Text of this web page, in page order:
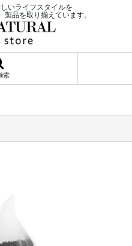
いライフスタイルを
品を取り揃えています。
索